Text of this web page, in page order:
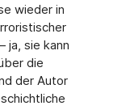
wieder in
ja, sie kann
die
der Autor